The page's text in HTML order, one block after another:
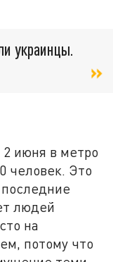
украинцы.
2 июня в метро
человек. Это
людей
на
потому что